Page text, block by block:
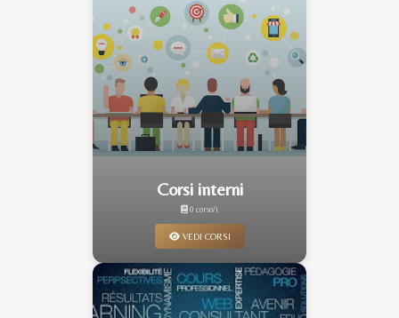
Corsi interni
0 corso/i
VEDI CORSI